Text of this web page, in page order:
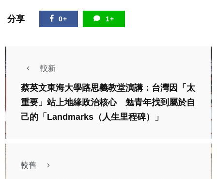
分享 0+ 1+
較新
蔡英文東海大學路思義教堂演講：台灣因「太
重要」站上地緣政治核心 勉青年找到屬於自
己的「Landmarks（人生里程碑）」
較舊